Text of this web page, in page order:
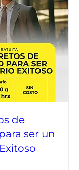
de
ser un